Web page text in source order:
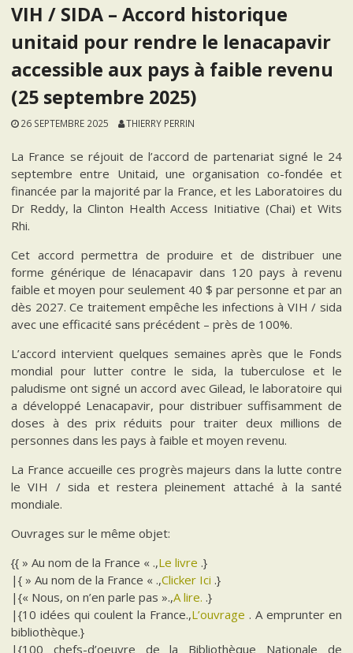
VIH / SIDA – Accord historique
unitaid pour rendre le lenacapavir
accessible aux pays à faible revenu
(25 septembre 2025)
26 SEPTEMBRE 2025 THIERRY PERRIN
La France se réjouit de l’accord de partenariat signé le 24
septembre entre Unitaid, une organisation co-fondée et
financée par la majorité par la France, et les Laboratoires du
Dr Reddy, la Clinton Health Access Initiative (Chai) et Wits
Rhi.
Cet accord permettra de produire et de distribuer une
forme générique de lénacapavir dans 120 pays à revenu
faible et moyen pour seulement 40 $ par personne et par an
dès 2027. Ce traitement empêche les infections à VIH / sida
avec une efficacité sans précédent – près de 100%.
L’accord intervient quelques semaines après que le Fonds
mondial pour lutter contre le sida, la tuberculose et le
paludisme ont signé un accord avec Gilead, le laboratoire qui
a développé Lenacapavir, pour distribuer suffisamment de
doses à des prix réduits pour traiter deux millions de
personnes dans les pays à faible et moyen revenu.
La France accueille ces progrès majeurs dans la lutte contre
le VIH / sida et restera pleinement attaché à la santé
mondiale.
Ouvrages sur le même objet:
{{ » Au nom de la France « .,Le livre .}
|{ » Au nom de la France « .,Clicker Ici .}
|{« Nous, on n’en parle pas ».,A lire. .}
|{10 idées qui coulent la France.,L’ouvrage . A emprunter en
bibliothèque.}
|{100 chefs-d’oeuvre de la Bibliothèque Nationale de